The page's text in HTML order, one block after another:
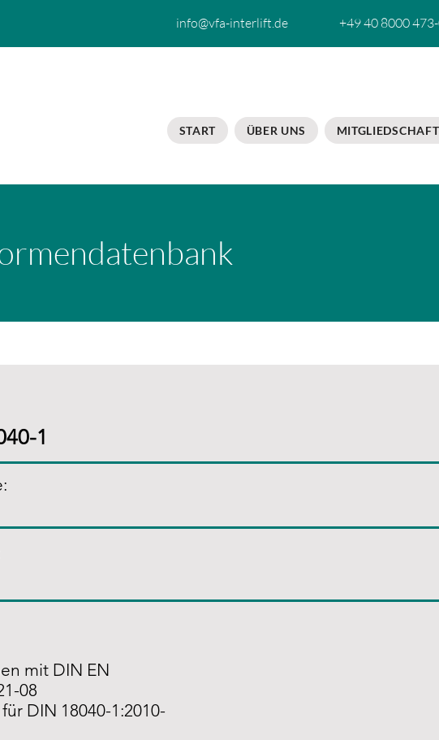
info@vfa-interlift.de +49 40 8000
START ÜBER UNS MITGLIEDSCHAFT
1
mit DIN EN
08
DIN 18040-1:2010-